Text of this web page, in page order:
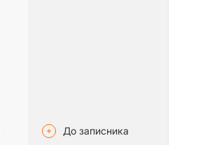
До записника